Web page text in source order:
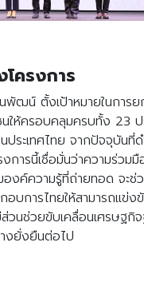
ครงการ
พัฒน์ ตั้งเป้าหมายในการย
ห้ครอบคลุมครบทั้ง 23 ป
ประเทศไทย จากปัจจุบันที่ด
การนี้เชื่อมั่นว่าความร่วมมื
งค์ความรู้ที่ถ่ายทอด จะช่
บการไทยให้สามารถแข่ง
วนช่วยขับเคลื่อนเศรษฐกิ
างยั่งยืนต่อไป